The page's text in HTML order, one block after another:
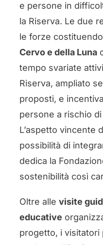
e persone in
la Riserva. Le due
le forze
Cervo e della Luna
tempo svariate
Riserva, ampliato
proposti, e
persone a rischio
L’aspetto vincente
possibilità di
dedica la
sostenibilità così
Oltre alle visite
educative
progetto, i visitatori